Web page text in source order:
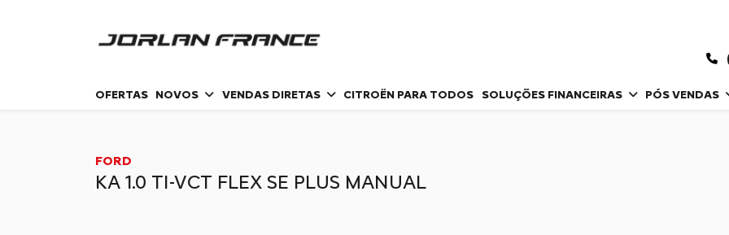
OFERTAS NOVOS VENDAS DIRETAS CITROËN PARA TODOS SOLUÇÕES FINANCEIRAS PÓS VENDAS
FORD
KA 1.0 TI-VCT FLEX SE PLUS MANUAL